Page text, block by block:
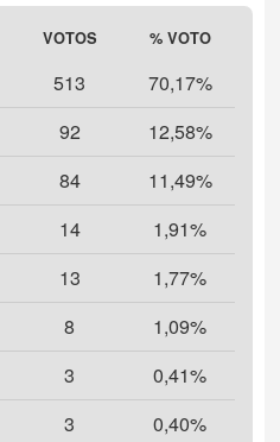
Highcharts.com
VOTOS % VOTO
513
70,17%
92
12,58%
84
11,49%
14
1,91%
13
1,77%
8
1,09%
3
0,41%
3
0,40%